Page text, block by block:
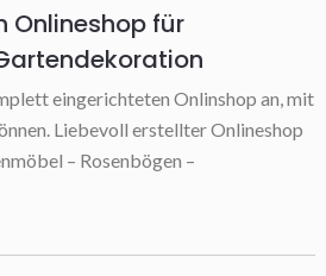
Onlineshop für
eingerichteten Onlinshop an, mit
Liebevoll erstellter Onlineshop
– Rosenbögen –